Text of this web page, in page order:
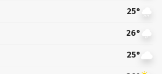
25°
26°
25°